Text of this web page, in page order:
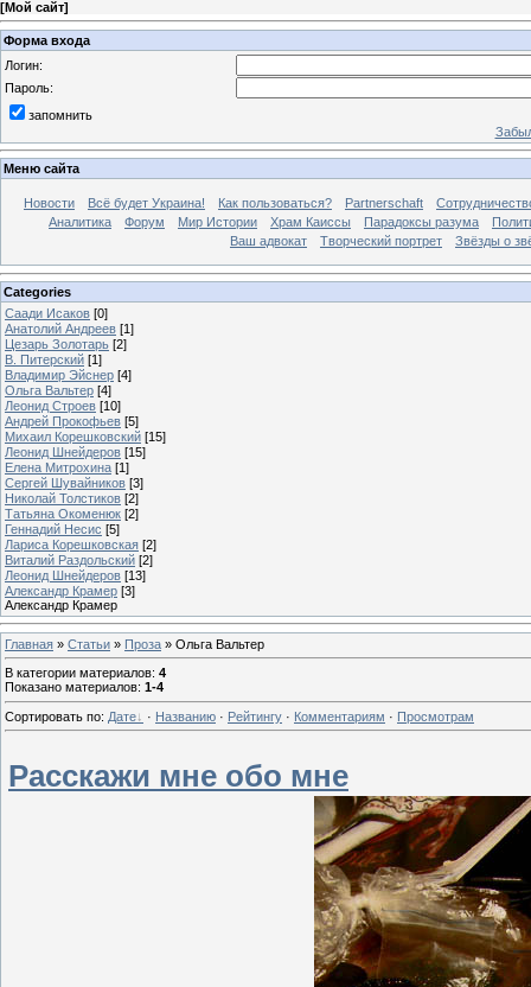
[Мой сайт]
Форма входа
Логин:
Пароль:
запомнить
Меню сайта
Новости Всё будет Украина! Как пользоваться? Partnerschaft
Аналитика
Форум Мир Истории Храм Каиссы Парадоксы разума
Ваш адвокат
Творческий портрет Звёзды о
Categories
Саади Исаков [0]
Анатолий Андреев [1]
Цезарь Золотарь [2]
В. Питерский [1]
Владимир Эйснер [4]
Ольга Вальтер [4]
Леонид Строев [10]
Андрей Прокофьев [5]
Михаил Корешковский [15]
Леонид Шнейдеров [15]
Елена Митрохина [1]
Сергей Шувайников [3]
Николай Толстиков [2]
Татьяна Окоменюк [2]
Геннадий Несис [5]
Лариса Корешковская [2]
Виталий Раздольский [2]
Леонид Шнейдеров [13]
Александр Крамер [3]
Александр Крамер
Главная » Статьи » Проза » Ольга Вальтер
В категории материалов: 4
Показано материалов: 1-4
Сортировать по: Дате · Названию · Рейтингу · Комментариям · Просмотрам
Расскажи мне обо мне